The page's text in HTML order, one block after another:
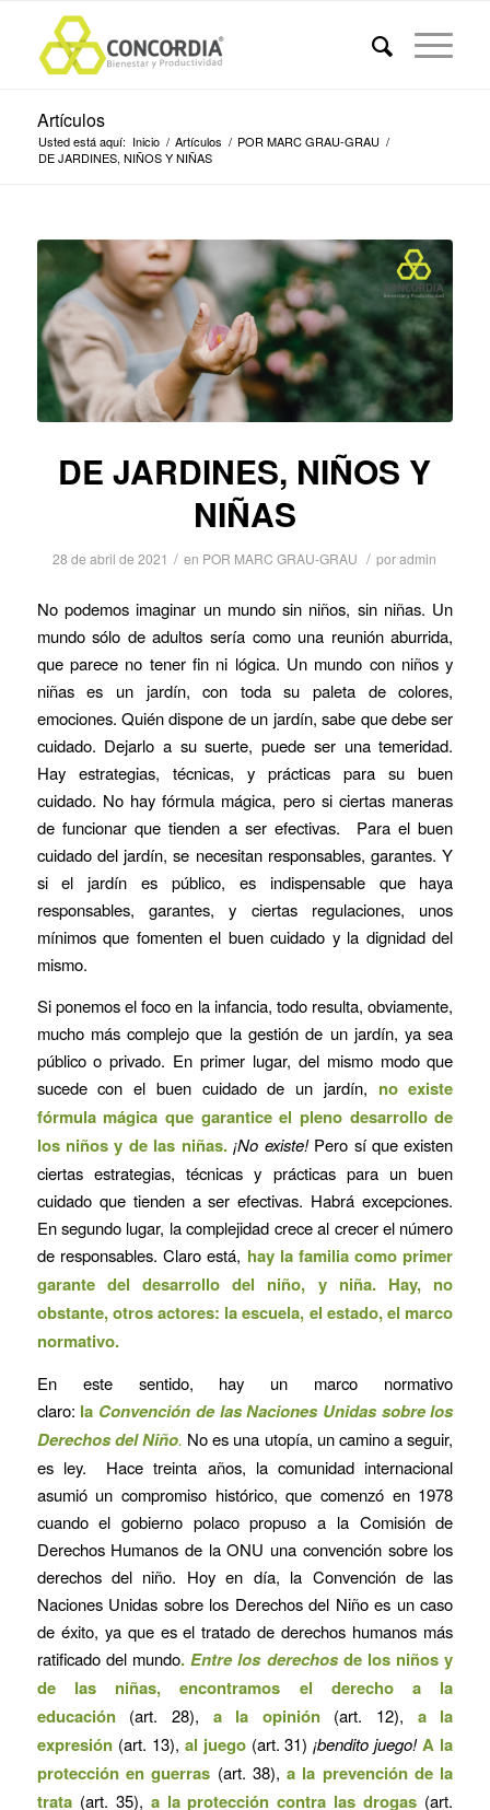
Artículos
Usted está aquí: Inicio / Artículos / POR MARC GRAU-GRAU /
DE JARDINES, NIÑOS Y NIÑAS
DE JARDINES, NIÑOS Y
NIÑAS
28 de abril de 2021 / en POR MARC GRAU-GRAU / poradmin
No podemos imaginar un mundo sin niños, sin niñas. Un
mundo sólo de adultos sería como una reunión aburrida,
que parece no tener fin ni lógica. Un mundo con niños y
niñas es un jardín, con toda su paleta de colores,
emociones. Quién dispone de un jardín, sabe que debe ser
cuidado. Dejarlo a su suerte, puede ser una temeridad.
Hay estrategias, técnicas, y prácticas para su buen
cuidado. No hay fórmula mágica, pero si ciertas maneras
de funcionar que tienden a ser efectivas. Para el buen
cuidado del jardín, se necesitan responsables, garantes. Y
si el jardín es público, es indispensable que haya
responsables, garantes, y ciertas regulaciones, unos
mínimos que fomenten el buen cuidado y la dignidad del
mismo.
Si ponemos el foco en la infancia, todo resulta, obviamente,
mucho más complejo que la gestión de un jardín, ya sea
público o privado. En primer lugar, del mismo modo que
sucede con el buen cuidado de un jardín, no existe
fórmula mágica que garantice el pleno desarrollo de
los niños y de las niñas.¡No existe!Pero sí que existen
ciertas estrategias, técnicas y prácticas para un buen
cuidado que tienden a ser efectivas. Habrá excepciones.
En segundo lugar, la complejidad crece al crecer el número
de responsables. Claro está, hay la familia como primer
garante del desarrollo del niño, y niña. Hay, no
obstante, otros actores: la escuela, el estado, el marco
normativo.
En este sentido, hay un marco normativo
claro: la Convención de las Naciones Unidas sobre los
Derechos del Niño. No es una utopía, un camino a seguir,
es ley. Hace treinta años, la comunidad internacional
asumió un compromiso histórico, que comenzó en 1978
cuando el gobierno polaco propuso a la Comisión de
Derechos Humanos de la ONU una convención sobre los
derechos del niño. Hoy en día, la Convención de las
Naciones Unidas sobre los Derechos del Niño es un caso
de éxito, ya que es el tratado de derechos humanos más
ratificado del mundo.Entre los derechosde los niños y
de las niñas, encontramos el derecho a la
educación (art. 28), a la opinión (art. 12), a la
expresión (art. 13), al juego (art. 31) ¡bendito juego!A la
protección en guerras (art. 38),a la prevención de la
trata (art. 35), a la protección contra las drogas (art.